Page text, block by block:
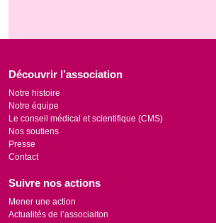
Découvrir l’association
Notre histoire
Notre équipe
Le conseil médical et scientifique (CMS)
Nos soutiens
Presse
Contact
Suivre nos actions
Mener une action
Actualités de l’associaiton